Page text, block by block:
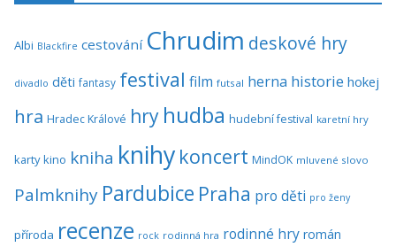
Albi Blackfire cestování Chrudim deskové hry
divadlo děti fantasy festival film futsal herna historie hokej
hra Hradec Králové hry hudba hudební festival karetní hry
karty kino kniha knihy koncert MindOK mluvené slovo
Palmknihy Pardubice Praha pro děti pro ženy
příroda recenze rock rodinná hra rodinné hry román